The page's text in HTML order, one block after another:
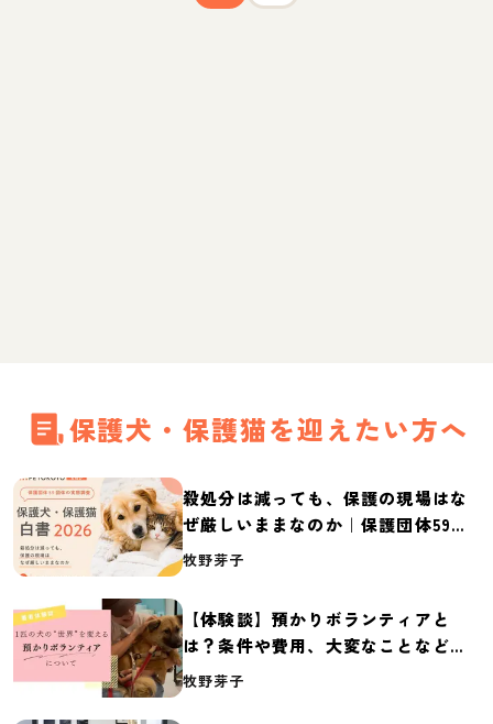
保護犬・保護猫を迎えたい方へ
殺処分は減っても、保護の現場はな
ぜ厳しいままなのか｜保護団体59団
体の実態調査【保護犬・保護猫白書
牧野芽子
【体験談】預かりボランティアと
は？条件や費用、大変なことなど紹
介
牧野芽子